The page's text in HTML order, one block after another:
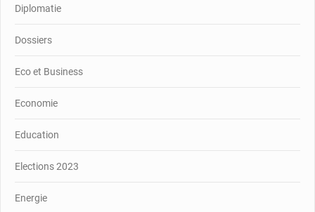
Diplomatie
Dossiers
Eco et Business
Economie
Education
Elections 2023
Energie